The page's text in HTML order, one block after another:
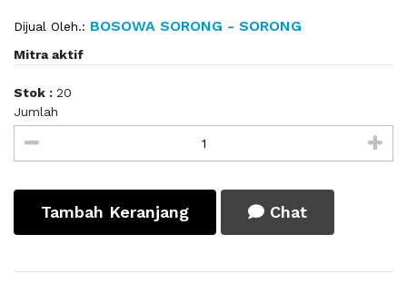
Dijual Oleh.: BOSOWA SORONG - SORONG
Mitra aktif
Stok : 20
Jumlah
Tambah Keranjang Chat